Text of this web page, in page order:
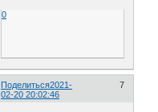
0
Поделиться 7
2021-
02-20 20:02:46